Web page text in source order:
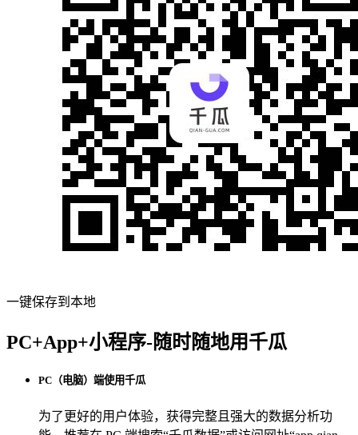
一键保存到本地
PC+App+小程序-随时随地用千瓜
PC（电脑）端使用千瓜
为了更好的用户体验，获得完整且强大的数据分析功